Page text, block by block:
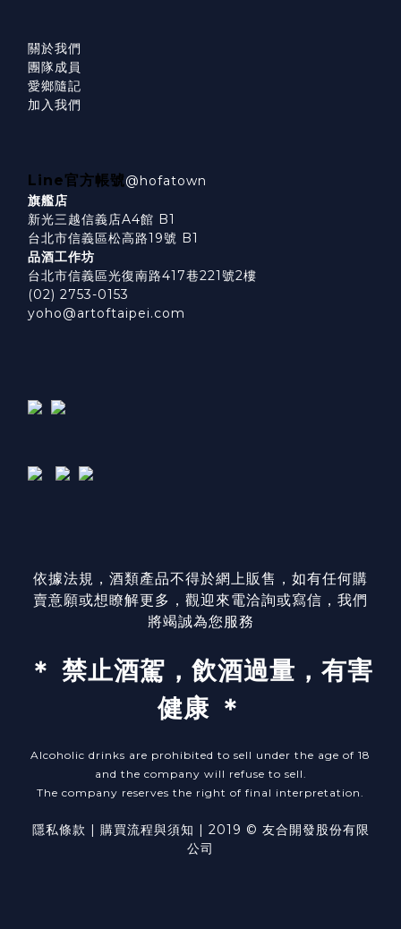
關於我們
團隊成員
愛鄉隨記
加入我們
Line官方帳號@hofatown
旗艦店
新光三越信義店A4館 B1
台北市信義區松高路19號 B1
品酒工作坊
台北市信義區光復南路417巷221號2樓
(02) 2753-0153
yoho@artoftaipei.com
依據法規，酒類產品不得於網上販售，如有任何購
賣意願或想瞭解更多，觀迎來電洽詢或寫信，我們
將竭誠為您服務
＊ 禁止酒駕，飲酒過量，有害
健康 ＊
Alcoholic drinks are prohibited to sell under the age of 18
and the company will refuse to sell.
The company reserves the right of final interpretation.
隱私條款 | ​ 購買流程與須知 | 2019 © 友合開發股份有限
公司